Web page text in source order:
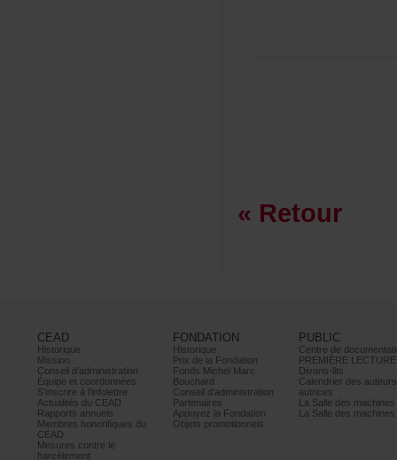
«Retour
CEAD
Historique
Mission
Conseild’administration
Équipeetcoordonnées
S’inscrireàl’infolettre
ActualitésduCEAD
Rapportsannuels
Membreshonorifiquesdu
CEAD
Mesurescontrele
harcèlement
FONDATION
Historique
PrixdelaFondation
FondsMichelMarc
Bouchard
Conseild’administration
Partenaires
AppuyezlaFondation
Objetspromotionnels
PUBLIC
PREMIÈRELECTURE
Divans-lits
autrices